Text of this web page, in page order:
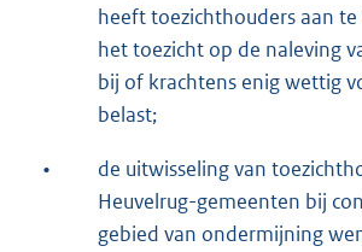
heeft toezichthouders aan
het toezicht op de naleving
bij of krachtens enig wettig
belast;
•
de uitwisseling van
Heuvelrug-gemeenten bij
gebied van ondermijning